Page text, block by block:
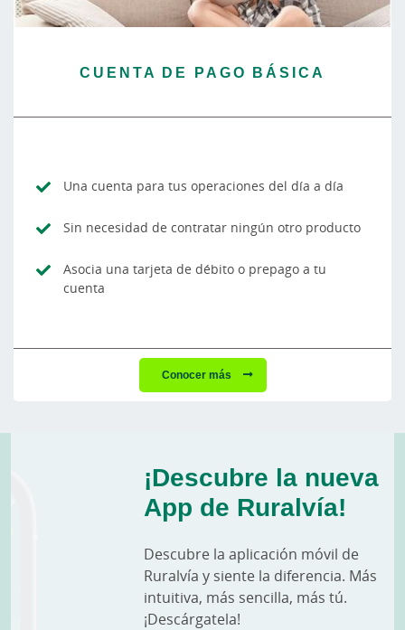
CUENTA DE PAGO BÁSICA
Una cuenta para tus operaciones del día a día
Sin necesidad de contratar ningún otro producto
Asocia una tarjeta de débito o prepago a tu
cuenta
Conocer más
¡Descubre la nueva
App de Ruralvía!
Descubre la aplicación móvil de
Ruralvía y siente la diferencia. Más
intuitiva, más sencilla, más tú.
¡Descárgatela!